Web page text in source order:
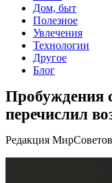
Дом, быт
Полезное
Увлечения
Технологии
Другое
Блог
Пробуждения
перечислил
Редакция МирСоветов